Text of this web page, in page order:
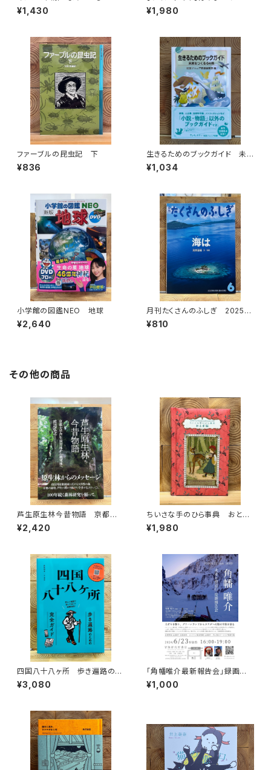
めての気象学
¥1,430
テス 日本発国際医療NGOの
挑戦
¥1,980
ファーブルの昆虫記 下
¥836
生きるためのブックガイド 未
来をつくる64冊
¥1,034
小学館の図鑑NEO 地球
¥2,640
月刊たくさんのふしぎ 2025年
6月号
¥810
その他の商品
芦生原生林今昔物語 京都大
学芦生演習林から研究林へ
¥2,420
ちいさな手のひら事典 おとぎ
話
¥1,980
四国八十八ヶ所 歩き遍路のた
めの完全ガイド
¥3,080
「角幡唯介最新報告会」録画視
聴権
¥1,000